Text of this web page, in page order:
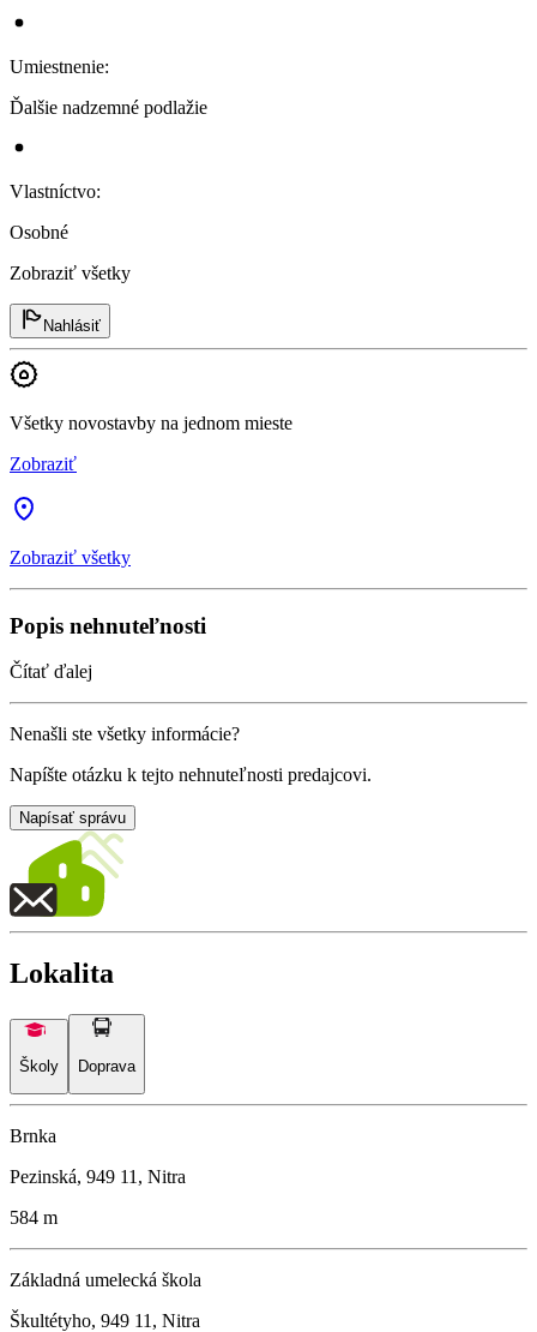
Umiestnenie:
Ďalšie nadzemné podlažie
Vlastníctvo:
Osobné
Zobraziť všetky
Nahlásiť
Všetky novostavby na jednom mieste
Zobraziť
Zobraziť všetky
Popis nehnuteľnosti
Čítať ďalej
Nenašli ste všetky informácie?
Napíšte otázku k tejto nehnuteľnosti predajcovi.
Napísať správu
Lokalita
Školy Doprava
Brnka
Pezinská, 949 11, Nitra
584 m
Základná umelecká škola
Škultétyho, 949 11, Nitra